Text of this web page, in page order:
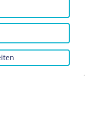
im Juni 1943 in
Weise eine
Kreis der